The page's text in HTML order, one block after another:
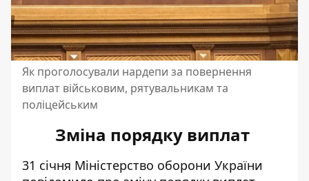
Як проголосували нардепи за повернення
виплат військовим, рятувальникам та
поліцейським
Зміна порядку виплат
31 січня Міністерство оборони України